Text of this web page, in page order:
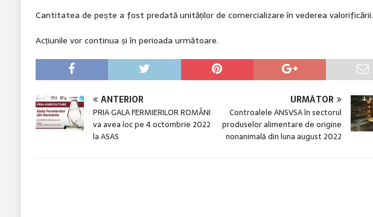
Cantitatea de pește a fost predată unităților de comercializare în vederea valorificării.
Acțiunile vor continua și în perioada următoare.
ANTERIOR
PRIA GALA FERMIERILOR ROMÂNI
va avea loc pe 4 octombrie 2022
la ASAS
URMĂTOR
Controalele ANSVSA în sectorul
produselor alimentare de origine
nonanimală din luna august 2022